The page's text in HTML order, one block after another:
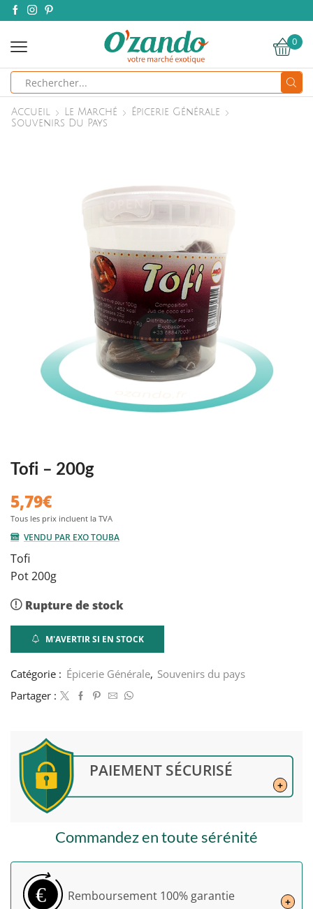
0
Accueil Le Marché
Épicerie Générale
Souvenirs Du Pays
Tofi – 200g
5,79€
VENDU PAR EXO TOUBA
Tofi
Pot 200g
Rupture de stock
M'AVERTIR SI EN STOCK
Catégorie : Épicerie Générale, Souvenirs du pays
Partager :
PAIEMENT SÉCURISÉ
+
Commandez en toute sérénité
€ Remboursement 100% garantie +